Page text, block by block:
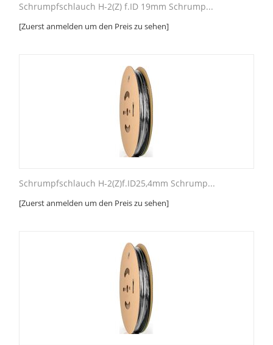
Schrumpfschlauch H-2(Z) f.ID 19mm Schrump...
[Zuerst anmelden um den Preis zu sehen]
Schrumpfschlauch H-2(Z)f.ID25,4mm Schrump...
[Zuerst anmelden um den Preis zu sehen]